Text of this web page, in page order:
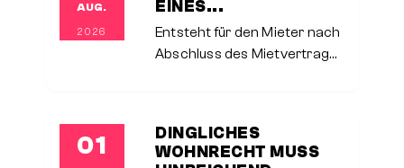
AUG.
2026
EINES...
Entsteht für den Mieter nach
Abschluss des Mietvertrags
zu überlassen, so kann er
von dem
01
DINGLICHES
WOHNRECHT MUSS